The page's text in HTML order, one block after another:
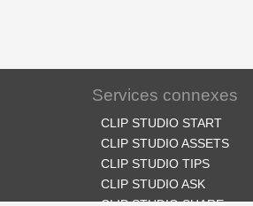
Services connexes
CLIP STUDIO START
CLIP STUDIO ASSETS
CLIP STUDIO TIPS
CLIP STUDIO ASK